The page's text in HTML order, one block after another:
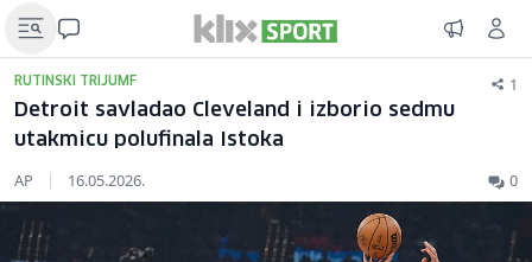
RUTINSKI TRIJUMF 1
Detroit savladao Cleveland i izborio sedmu
utakmicu polufinala Istoka
AP | 16.05.2026. 0